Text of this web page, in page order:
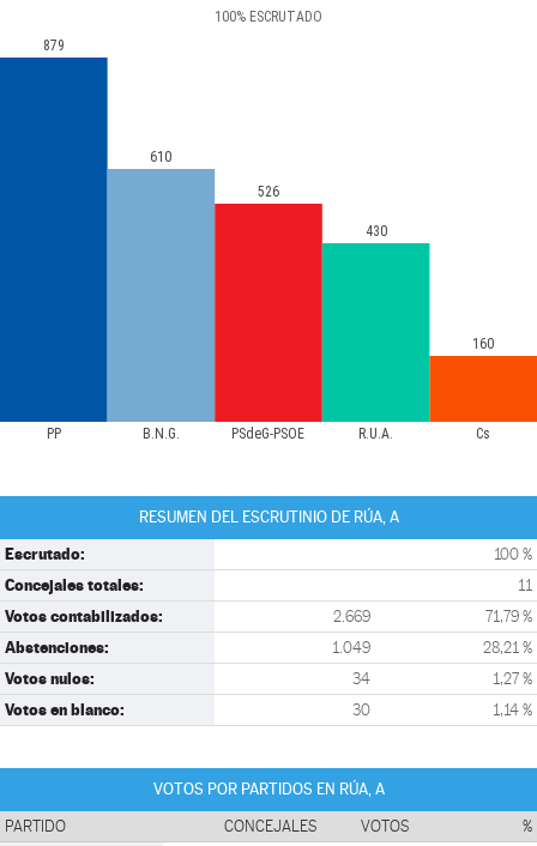
100% ESCRUTADO
PP B.N.G. PSdeG-PSOE R.U.A. Cs
879
610
526
430
160
RESUMEN DEL ESCRUTINIO DE RÚA, A
Escrutado: 100 %
Concejales totales: 11
Votos contabilizados: 2.669 71,79 %
Abstenciones: 1.049 28,21 %
Votos nulos: 34 1,27 %
Votos en blanco: 30 1,14 %
VOTOS POR PARTIDOS EN RÚA, A
PARTIDO CONCEJALES VOTOS %